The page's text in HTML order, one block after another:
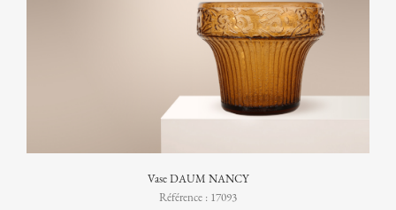
Vase DAUM NANCY
Référence : 17093